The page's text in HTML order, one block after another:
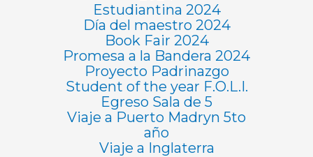
Estudiantina 2024
Día del maestro 2024
Book Fair 2024
Promesa a la Bandera 2024
Proyecto Padrinazgo
Student of the year F.O.L.I.
Egreso Sala de 5
Viaje a Puerto Madryn 5to
año
Viaje a Inglaterra